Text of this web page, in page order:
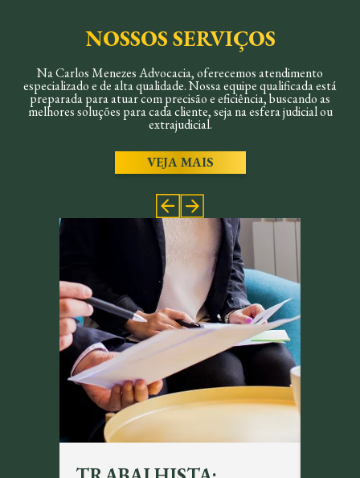
NOSSOS SERVIÇOS
Na Carlos Menezes Advocacia, oferecemos atendimento
especializado e de alta qualidade. Nossa equipe qualificada está
preparada para atuar com precisão e eficiência, buscando as
melhores soluções para cada cliente, seja na esfera judicial ou
extrajudicial.
VEJA MAIS